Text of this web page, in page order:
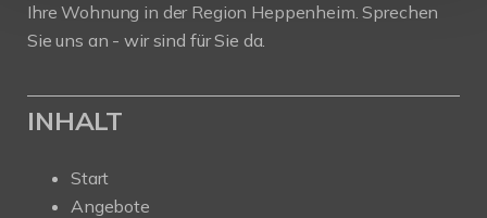
Ihre Wohnung in der Region Heppenheim. Sprechen
Sie uns an - wir sind für Sie da.
INHALT
Start
Angebote